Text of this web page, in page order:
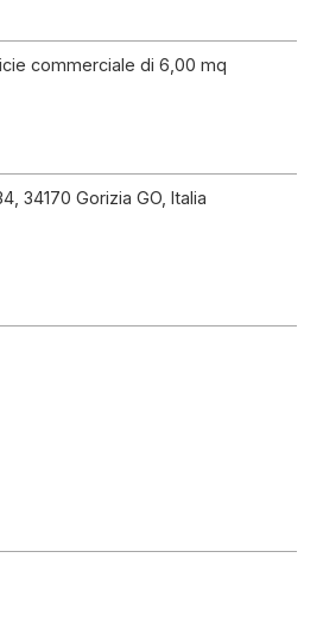
commerciale di 6,00 mq
34170 Gorizia GO, Italia